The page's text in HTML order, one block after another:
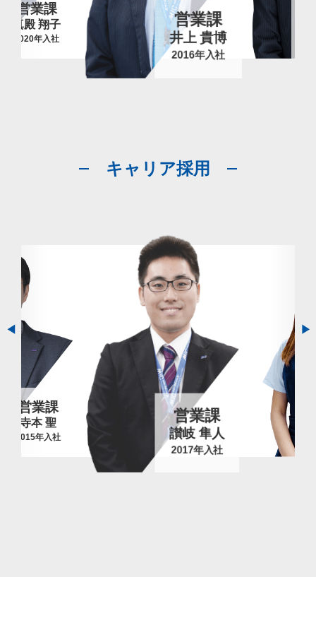
営業課
真殿 翔子
2020年入社
営業課
井上 貴博
キャリア採用
営業課
寺本 聖
2015年入社
営業課
讃岐 隼人